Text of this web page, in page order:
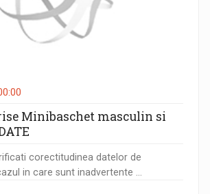
Minibaschet masculin si
corectitudinea datelor de
in care sunt inadvertente ...